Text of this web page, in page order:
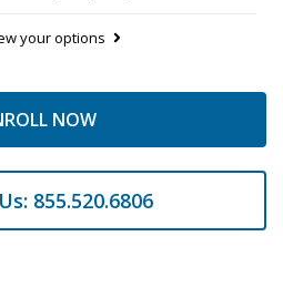
your options
NOW
855.520.6806